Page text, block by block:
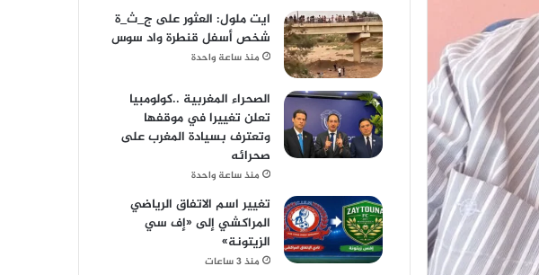
ايت ملول: العثور على ج_ث_ة
شخص أسفل قنطرة واد سوس
منذ ساعة واحدة
الصحراء المغربية ..كولومبيا
تعلن تغييرا في موقفها
وتعترف بسيادة المغرب على
صحرائه
منذ ساعة واحدة
تغيير اسم الاتفاق الرياضي
المراكشي إلى «إف سي
الزيتونة»
منذ 3 ساعات